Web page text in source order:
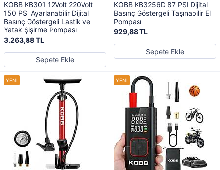
KOBB KB301 12Volt 220Volt
150 PSI Ayarlanabilir Dijital
Basınç Göstergeli Lastik ve
Yatak Şişirme Pompası
3.263,88 TL
Sepete Ekle
KOBB KB3256D 87 PSI Dijital
Basınç Göstergeli Taşınabilir El
Pompası
929,88 TL
Sepete Ekle